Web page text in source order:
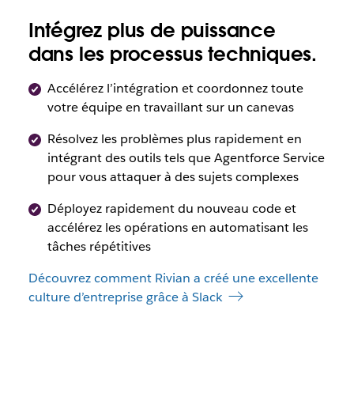
Intégrez plus de puissance
dans les processus techniques.
Accélérez l’intégration et coordonnez toute
votre équipe en travaillant sur un canevas
Résolvez les problèmes plus rapidement en
intégrant des outils tels que Agentforce Service
pour vous attaquer à des sujets complexes
Déployez rapidement du nouveau code et
accélérez les opérations en automatisant les
tâches répétitives
Découvrez comment Rivian a créé une excellente
culture d’entreprise grâce à Slack